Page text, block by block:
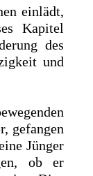
einlädt,
Kapitel
des
und
gefangen
Jünger
ob er